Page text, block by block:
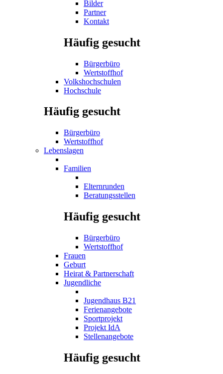
Bilder
Partner
Kontakt
Häufig gesucht
Bürgerbüro
Wertstoffhof
Volkshochschulen
Hochschule
Häufig gesucht
Bürgerbüro
Wertstoffhof
Lebenslagen
Familien
Elternrunden
Beratungsstellen
Häufig gesucht
Bürgerbüro
Wertstoffhof
Frauen
Geburt
Heirat & Partnerschaft
Jugendliche
Jugendhaus B21
Ferienangebote
Sportprojekt
Projekt IdA
Stellenangebote
Häufig gesucht